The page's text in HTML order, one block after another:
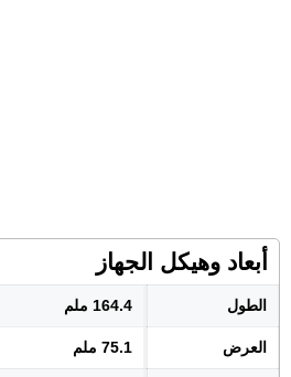
أبعاد وهيكل الجهاز
الطول 164.4 ملم
العرض 75.1 ملم